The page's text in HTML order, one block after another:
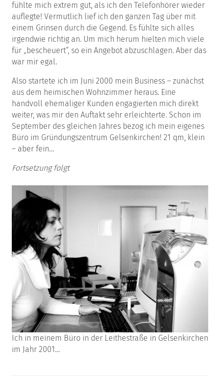
fühlte mich extrem gut, als ich den Telefonhörer wieder
auflegte! Vermutlich lief ich den ganzen Tag über mit
einem Grinsen durch die Gegend. Es fühlte sich alles
irgendwie richtig an. Um mich herum hielten mich viele
für „bescheuert“, so ein Angebot abzuschlagen. Aber das
war mir egal.
Also startete ich im Juni 2000 mein Business – zunächst
aus dem heimischen Wohnzimmer heraus. Eine
handvoll ehemaliger Kunden engagierten mich direkt
weiter, was mir den Auftakt sehr erleichterte. Schon im
September des gleichen Jahres bezog ich mein eigenes
Büro im Gründungszentrum Gelsenkirchen! 21 qm, klein
– aber fein…
Fortsetzung folgt
Ich in meinem Büro in der Leithestraße in Gelsenkirchen
im Jahr 2001…